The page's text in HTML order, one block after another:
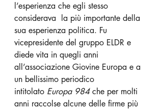
l’esperienza che egli stesso
considerava  la più importante della
sua esperienza politica. Fu
vicepresidente del gruppo ELDR e
diede vita in quegli anni
all’associazione Giovine Europa e a
un bellissimo periodico
intitolato Europa 984 che per molti
anni raccolse alcune delle firme più